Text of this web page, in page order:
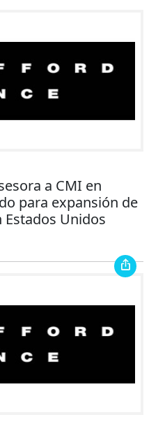
a CMI en
para expansión de
Estados Unidos